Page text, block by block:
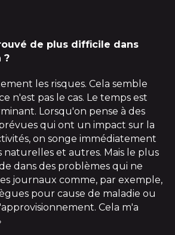
de plus difficile dans
?
les risques. Cela semble
n'est pas le cas. Le temps est
Lorsqu'on pense à des
qui ont un impact sur la
on songe immédiatement
naturelles et autres. Mais le plus
dans des problèmes qui ne
journaux comme, par exemple,
pour cause de maladie ou
Cela m'a